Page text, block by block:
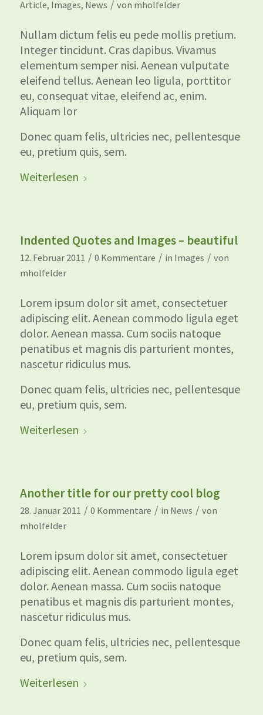
Article, Images, News / von mholfelder
Nullam dictum felis eu pede mollis pretium.
Integer tincidunt. Cras dapibus. Vivamus
elementum semper nisi. Aenean vulputate
eleifend tellus. Aenean leo ligula, porttitor
eu, consequat vitae, eleifend ac, enim.
Aliquam lor
Donec quam felis, ultricies nec, pellentesque
eu, pretium quis, sem.
Weiterlesen
Indented Quotes and Images – beautiful
12. Februar 2011 / 0 Kommentare / in Images / von
mholfelder
Lorem ipsum dolor sit amet, consectetuer
adipiscing elit. Aenean commodo ligula eget
dolor. Aenean massa. Cum sociis natoque
penatibus et magnis dis parturient montes,
nascetur ridiculus mus.
Donec quam felis, ultricies nec, pellentesque
eu, pretium quis, sem.
Weiterlesen
Another title for our pretty cool blog
28. Januar 2011 / 0 Kommentare / in News / von
mholfelder
Lorem ipsum dolor sit amet, consectetuer
adipiscing elit. Aenean commodo ligula eget
dolor. Aenean massa. Cum sociis natoque
penatibus et magnis dis parturient montes,
nascetur ridiculus mus.
Donec quam felis, ultricies nec, pellentesque
eu, pretium quis, sem.
Weiterlesen